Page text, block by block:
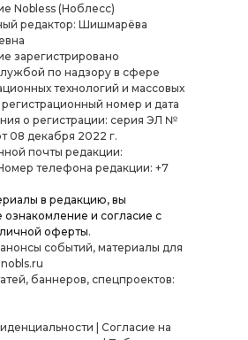
Nobless (Ноблесс)
редактор: Шишмарёва
зарегистрировано
по надзору в сфере
технологий и массовых
номер и дата
о регистрации: серия ЭЛ №
08 декабря 2022 г.
почты редакции:
телефона редакции: +7
в редакцию, вы
и согласие с
оферты.
событий, материалы для
баннеров, спецпроектов:
| Согласие на